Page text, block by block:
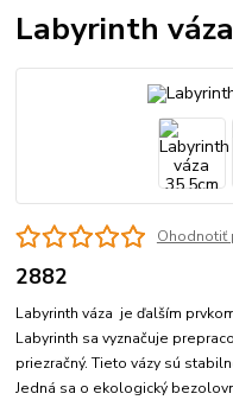
Labyrinth
Ohodnotiť
2882
Labyrinth váza je ďalším
Labyrinth sa vyznačuje
priezračný. Tieto vázy sú
Jedná sa o ekologický